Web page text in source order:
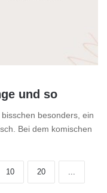
und so
besonders, ein
Bei dem komischen
10 20 ...